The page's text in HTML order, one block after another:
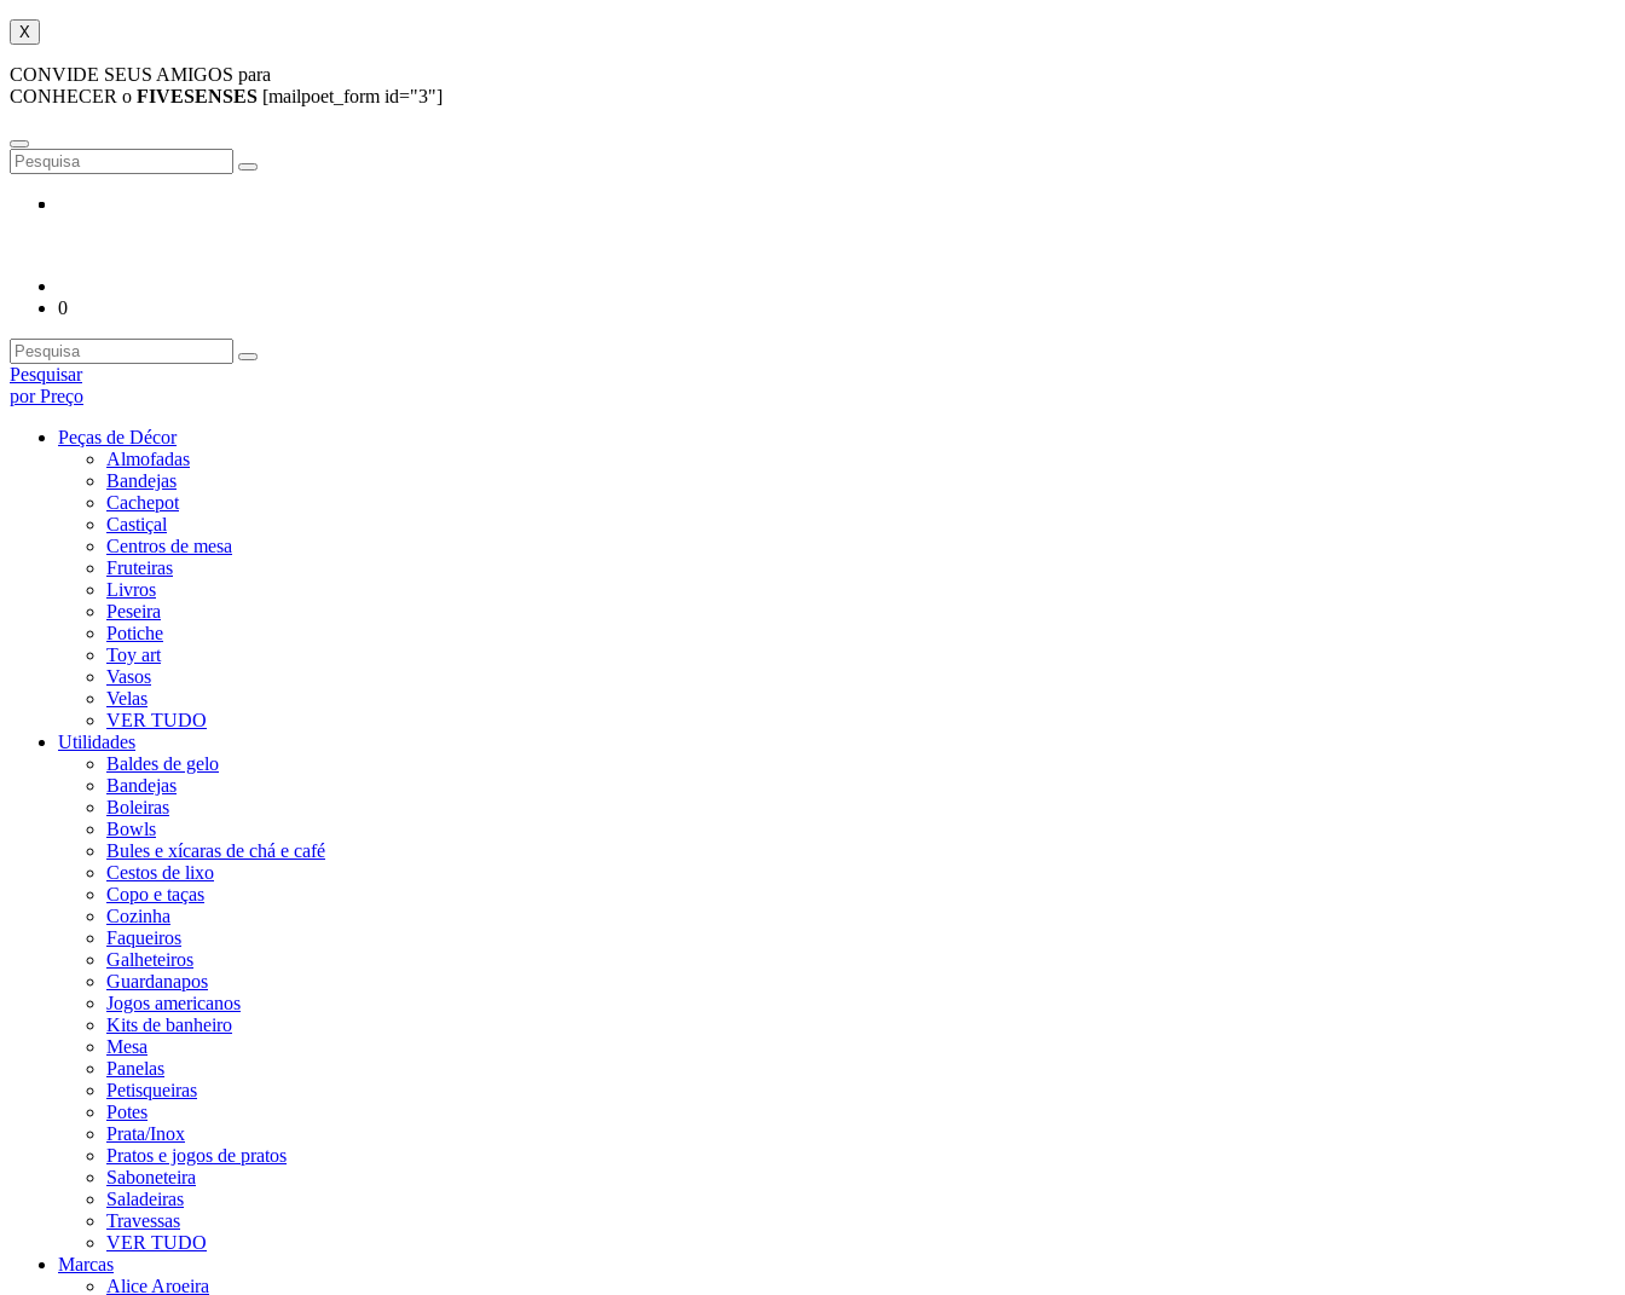
X
CONVIDE SEUS AMIGOS para
CONHECER o FIVESENSES [mailpoet_form id="3"]
0
Pesquisar
por Preço
Peças de Décor
Almofadas
Bandejas
Cachepot
Castiçal
Centros de mesa
Fruteiras
Livros
Peseira
Potiche
Toy art
Vasos
Velas
VER TUDO
Utilidades
Baldes de gelo
Bandejas
Boleiras
Bowls
Bules e xícaras de chá e café
Cestos de lixo
Copo e taças
Cozinha
Faqueiros
Galheteiros
Guardanapos
Jogos americanos
Kits de banheiro
Mesa
Panelas
Petisqueiras
Potes
Prata/Inox
Pratos e jogos de pratos
Saboneteira
Saladeiras
Travessas
VER TUDO
Marcas
Alice Aroeira